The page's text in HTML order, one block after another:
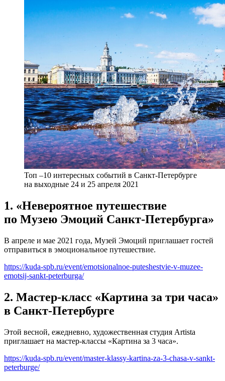
Топ –10 интересных событий в Санкт-Петербурге
на выходные 24 и 25 апреля 2021
1. «Невероятное путешествие
по Музею Эмоций Санкт-Петербурга»
В апреле и мае 2021 года, Музей Эмоций приглашает гостей
отправиться в эмоциональное путешествие.
https://kuda-spb.ru/event/emotsionalnoe-puteshestvie-v-muzee-
emotsij-sankt-peterburga/
2. Мастер-класс «Картина за три часа»
в Санкт-Петербурге
Этой весной, ежедневно, художественная студия Artista
приглашает на мастер-классы «Картина за 3 часа».
https://kuda-spb.ru/event/master-klassy-kartina-za-3-chasa-v-sankt-
peterburge/